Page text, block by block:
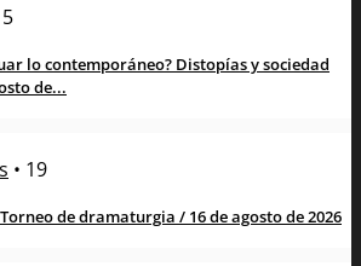
lo contemporáneo? Distopías y sociedad
de...
• 19
de dramaturgia / 16 de agosto de 2026